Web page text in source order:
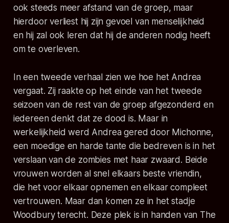
ook steeds meer afstand van de groep, maar
hierdoor verliest hij zijn gevoel van menselijkheid
en hij zal ook leren dat hij de anderen nodig heeft
om te overleven.
In een tweede verhaal zien we hoe het Andrea
vergaat. Zij raakte op het einde van het tweede
seizoen van de rest van de groep afgezonderd en
iedereen denkt dat ze dood is. Maar in
werkelijkheid werd Andrea gered door Michonne,
een moedige en harde tante die bedreven is in het
verslaan van de zombies met haar zwaard. Beide
vrouwen worden al snel elkaars beste vriendin,
die het voor elkaar opnemen en elkaar compleet
vertrouwen. Maar dan komen ze in het stadje
Woodbury terecht. Deze plek is in handen van The